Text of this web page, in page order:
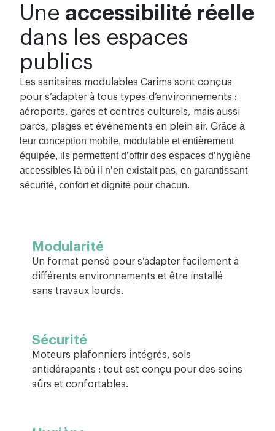
Une accessibilité réelle
dans les espaces
publics
Les sanitaires modulables Carima sont conçus
pour s’adapter à tous types d’environnements :
aéroports, gares et centres culturels, mais aussi
parcs, plages et événements en plein air.Grâce à
leur conception mobile, modulable et entièrement
équipée, ils permettent d’offrir des espaces d’hygiène
accessibles là où il n’en existait pas, en garantissant
sécurité, confort et dignité pour chacun.
Modularité
Un format pensé pour s’adapter facilement à
différents environnements et être installé
sans travaux lourds.
Sécurité
Moteurs plafonniers intégrés, sols
antidérapants : tout est conçu pour des soins
sûrs et confortables.